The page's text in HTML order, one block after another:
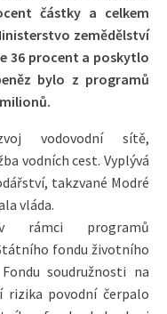
částky a celkem
zemědělství
36 procent a poskytlo
bylo z programů
vodovodní sítě,
vodních cest. Vyplývá
takzvané Modré
vláda.
rámci programů
fondu životního
soudružnosti na
rizika povodní čerpalo